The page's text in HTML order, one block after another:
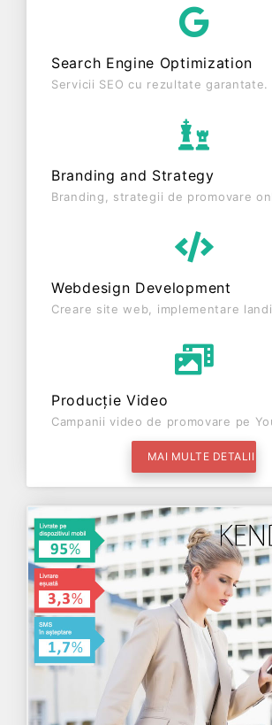
GRAND S.R.L. este o entitate activa
vedere fiscal si are status: FUNCTIUNE. Societatea
nu este plătitoare de TVA.
Search Engine Optimization
Servicii SEO cu rezultate garantate.
Branding and Strategy
Branding, strategii de promovare
Webdesign Development
Creare site web, implementare
Producție Video
Campanii video de promovare pe
MAI MULTE DETALII